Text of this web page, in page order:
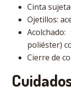
Cinta
Ojetillos:
poliéster)
Cierre de